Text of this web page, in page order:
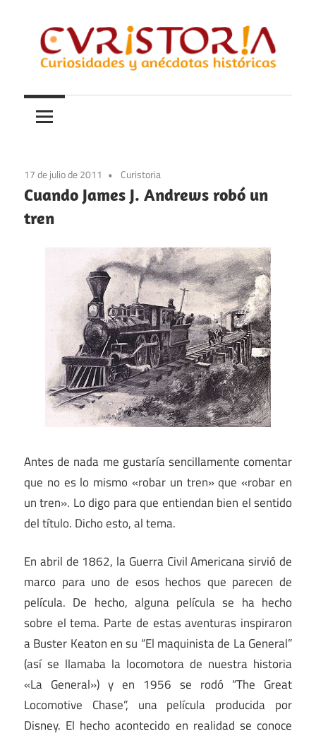
contenido
Curistoria
y
anécdotas
historia
17 de julio de 2011 Curistoria
Cuando James J. Andrews robó un
tren
Antes de nada me gustaría sencillamente comentar
que no es lo mismo «robar un tren» que «robar en
un tren». Lo digo para que entiendan bien el sentido
del título. Dicho esto, al tema.
En abril de 1862, la Guerra Civil Americana sirvió de
marco para uno de esos hechos que parecen de
película. De hecho, alguna película se ha hecho
sobre el tema. Parte de estas aventuras inspiraron
a Buster Keaton en su “El maquinista de La General”
(así se llamaba la locomotora de nuestra historia
«La General») y en 1956 se rodó “The Great
Locomotive Chase”, una película producida por
Disney. El hecho acontecido en realidad se conoce